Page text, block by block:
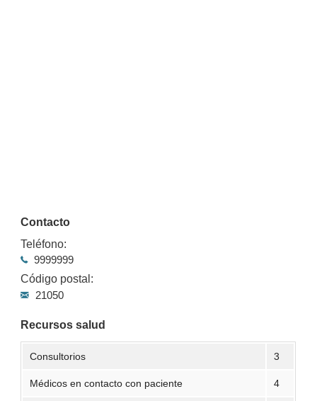
Contacto
Teléfono:
9999999
Código postal:
21050
Recursos salud
Consultorios 3
Médicos en contacto con paciente 4